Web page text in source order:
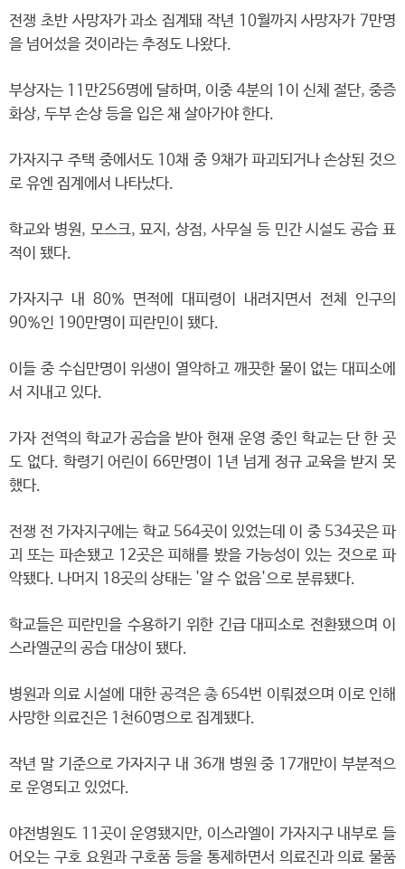
전쟁 초반 사망자가 과소 집계돼 작년 10월까지 사망자가 7만명
을 넘어섰을 것이라는 추정도 나왔다.
부상자는 11만256명에 달하며, 이중 4분의 1이 신체 절단, 중증
화상, 두부 손상 등을 입은 채 살아가야 한다.
가자지구 주택 중에서도 10채 중 9채가 파괴되거나 손상된 것으
로 유엔 집계에서 나타났다.
학교와 병원, 모스크, 묘지, 상점, 사무실 등 민간 시설도 공습 표
적이 됐다.
가자지구 내 80% 면적에 대피령이 내려지면서 전체 인구의
90%인 190만명이 피란민이 됐다.
이들 중 수십만명이 위생이 열악하고 깨끗한 물이 없는 대피소에
서 지내고 있다.
가자 전역의 학교가 공습을 받아 현재 운영 중인 학교는 단 한 곳
도 없다. 학령기 어린이 66만명이 1년 넘게 정규 교육을 받지 못
했다.
전쟁 전 가자지구에는 학교 564곳이 있었는데 이 중 534곳은 파
괴 또는 파손됐고 12곳은 피해를 봤을 가능성이 있는 것으로 파
악됐다. 나머지 18곳의 상태는 '알 수 없음'으로 분류됐다.
학교들은 피란민을 수용하기 위한 긴급 대피소로 전환됐으며 이
스라엘군의 공습 대상이 됐다.
병원과 의료 시설에 대한 공격은 총 654번 이뤄졌으며 이로 인해
사망한 의료진은 1천60명으로 집계됐다.
작년 말 기준으로 가자지구 내 36개 병원 중 17개만이 부분적으
로 운영되고 있었다.
야전병원도 11곳이 운영됐지만, 이스라엘이 가자지구 내부로 들
어오는 구호 요원과 구호품 등을 통제하면서 의료진과 의료 물품